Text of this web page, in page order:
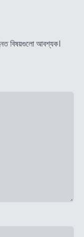
বিষয়গুলো আবশ্যক।